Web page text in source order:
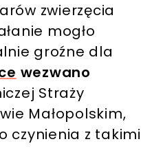
zwierzęcia
mogło
groźne dla
wezwano
Straży
Małopolskim,
czynienia z takimi